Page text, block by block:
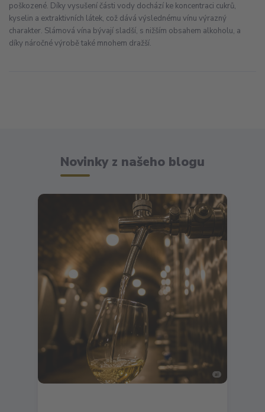
poškozené. Díky vysušení části vody dochází ke koncentraci cukrů,
kyselin a extraktivních látek, což dává výslednému vínu výrazný
charakter. Slámová vína bývají sladší, s nižším obsahem alkoholu, a
díky náročné výrobě také mnohem dražší.
Novinky z našeho blogu